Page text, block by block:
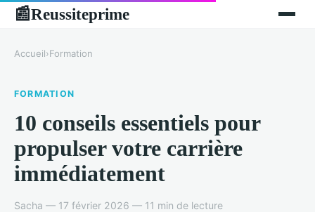
📰Reussiteprime
Accueil›Formation
FORMATION
10 conseils essentiels pour
propulser votre carrière
immédiatement
Sacha — 17 février 2026 — 11 min de lecture